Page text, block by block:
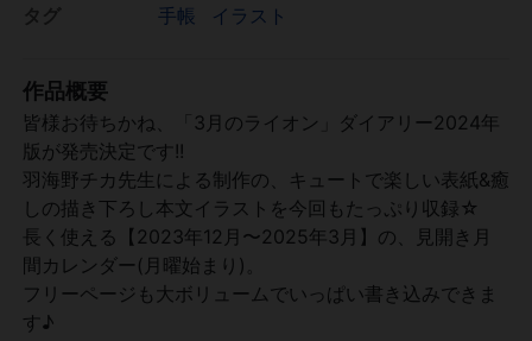
手帳 イラスト
作品概要
皆様お待ちかね、「3月のライオン」ダイアリー2024年
版が発売決定です!!
羽海野チカ先生による制作の、キュートで楽しい表紙&癒
しの描き下ろし本文イラストを今回もたっぷり収録☆
長く使える【2023年12月〜2025年3月】の、見開き月
間カレンダー(月曜始まり)。
フリーページも大ボリュームでいっぱい書き込みできま
す♪